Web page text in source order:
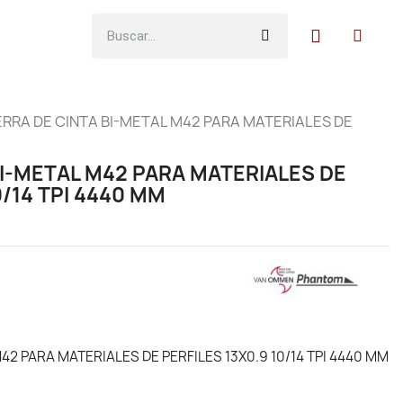
DE CINTA BI-METAL M42 PARA MATERIALES DE
METAL M42 PARA MATERIALES DE
14 TPI 4440 MM
PARA MATERIALES DE PERFILES 13X0.9 10/14 TPI 4440 MM